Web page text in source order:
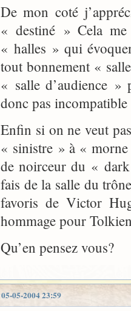
De mon coté
« destiné » Cela me
« halles » qui
tout bonnement «
« salle d’audience
donc pas
Enfin si on ne veut
« sinistre » à «
de noirceur du «
fais de la salle du
favoris de Victor
hommage pour
Qu’en pensez vous?
05-05-2004 23:59